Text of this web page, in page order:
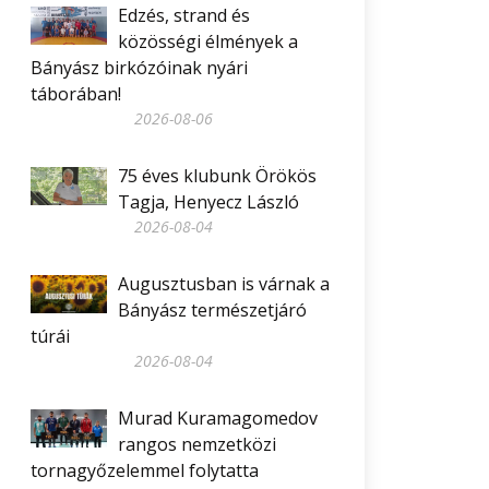
Edzés, strand és
közösségi élmények a
Bányász birkózóinak nyári
táborában!
2026-08-06
75 éves klubunk Örökös
Tagja, Henyecz László
2026-08-04
Augusztusban is várnak a
Bányász természetjáró
túrái
2026-08-04
Murad Kuramagomedov
rangos nemzetközi
tornagyőzelemmel folytatta